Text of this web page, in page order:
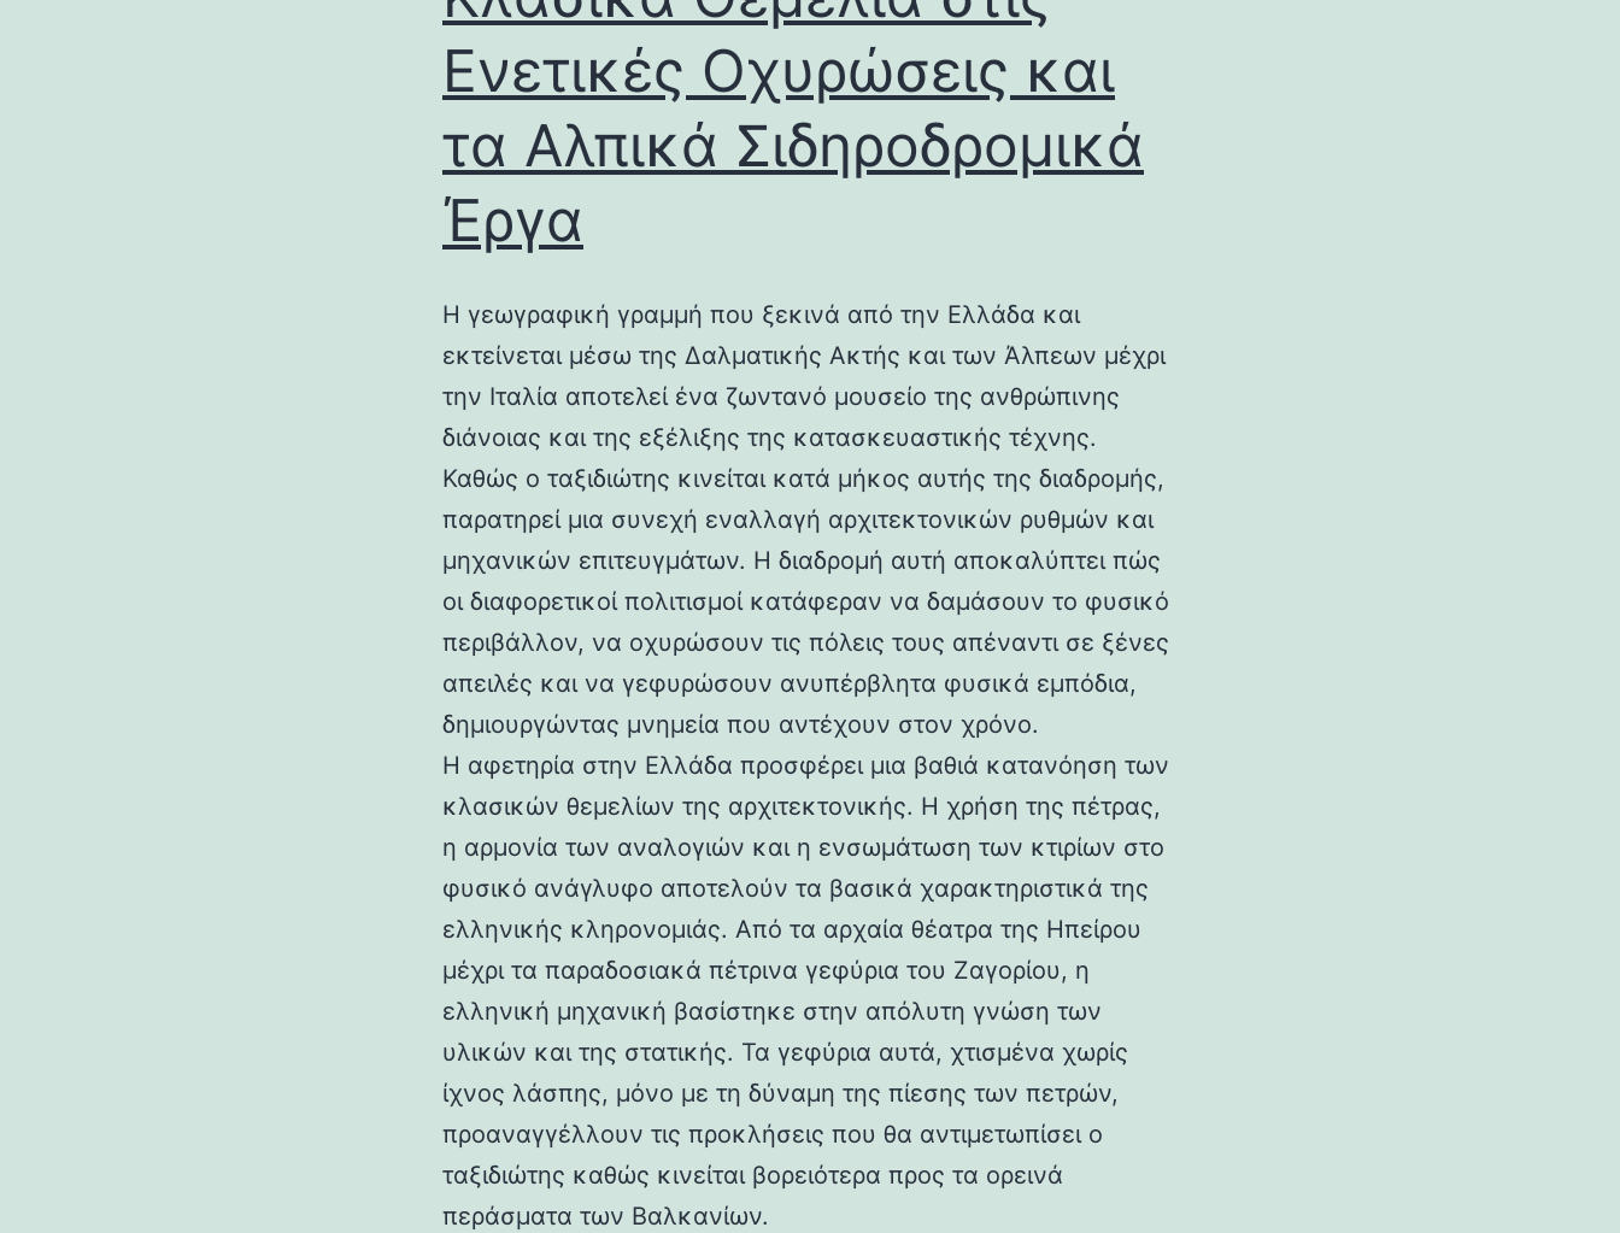
Ενετικές Οχυρώσεις και
τα Αλπικά Σιδηροδρομικά
Έργα
Η γεωγραφική γραμμή που ξεκινά από την Ελλάδα και
εκτείνεται μέσω της Δαλματικής Ακτής και των Άλπεων μέχρι
την Ιταλία αποτελεί ένα ζωντανό μουσείο της ανθρώπινης
διάνοιας και της εξέλιξης της κατασκευαστικής τέχνης.
Καθώς ο ταξιδιώτης κινείται κατά μήκος αυτής της διαδρομής,
παρατηρεί μια συνεχή εναλλαγή αρχιτεκτονικών ρυθμών και
μηχανικών επιτευγμάτων. Η διαδρομή αυτή αποκαλύπτει πώς
οι διαφορετικοί πολιτισμοί κατάφεραν να δαμάσουν το φυσικό
περιβάλλον, να οχυρώσουν τις πόλεις τους απέναντι σε ξένες
απειλές και να γεφυρώσουν ανυπέρβλητα φυσικά εμπόδια,
δημιουργώντας μνημεία που αντέχουν στον χρόνο.
Η αφετηρία στην Ελλάδα προσφέρει μια βαθιά κατανόηση των
κλασικών θεμελίων της αρχιτεκτονικής. Η χρήση της πέτρας,
η αρμονία των αναλογιών και η ενσωμάτωση των κτιρίων στο
φυσικό ανάγλυφο αποτελούν τα βασικά χαρακτηριστικά της
ελληνικής κληρονομιάς. Από τα αρχαία θέατρα της Ηπείρου
μέχρι τα παραδοσιακά πέτρινα γεφύρια του Ζαγορίου, η
ελληνική μηχανική βασίστηκε στην απόλυτη γνώση των
υλικών και της στατικής. Τα γεφύρια αυτά, χτισμένα χωρίς
ίχνος λάσπης, μόνο με τη δύναμη της πίεσης των πετρών,
προαναγγέλλουν τις προκλήσεις που θα αντιμετωπίσει ο
ταξιδιώτης καθώς κινείται βορειότερα προς τα ορεινά
περάσματα των Βαλκανίων.